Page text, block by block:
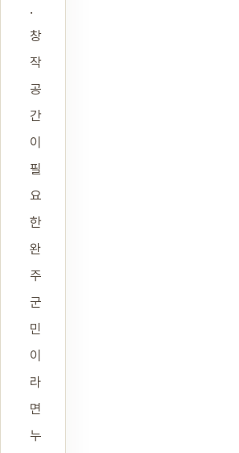
.
창
작
공
간
이
필
요
한
완
주
군
민
이
라
면
누